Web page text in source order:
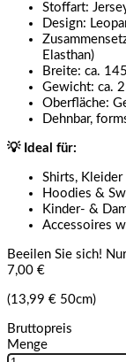
Stoffart:
Design:
Elasthan)
Breite: ca.
Gewicht: ca.
Oberfläche:
Dehnbar,
💡 Ideal für:
Shirts, Kleider
Hoodies &
Kinder- &
Accessoires
Beeilen Sie sich!
7,00 €
(13,99 € 50cm)
Bruttopreis
Menge